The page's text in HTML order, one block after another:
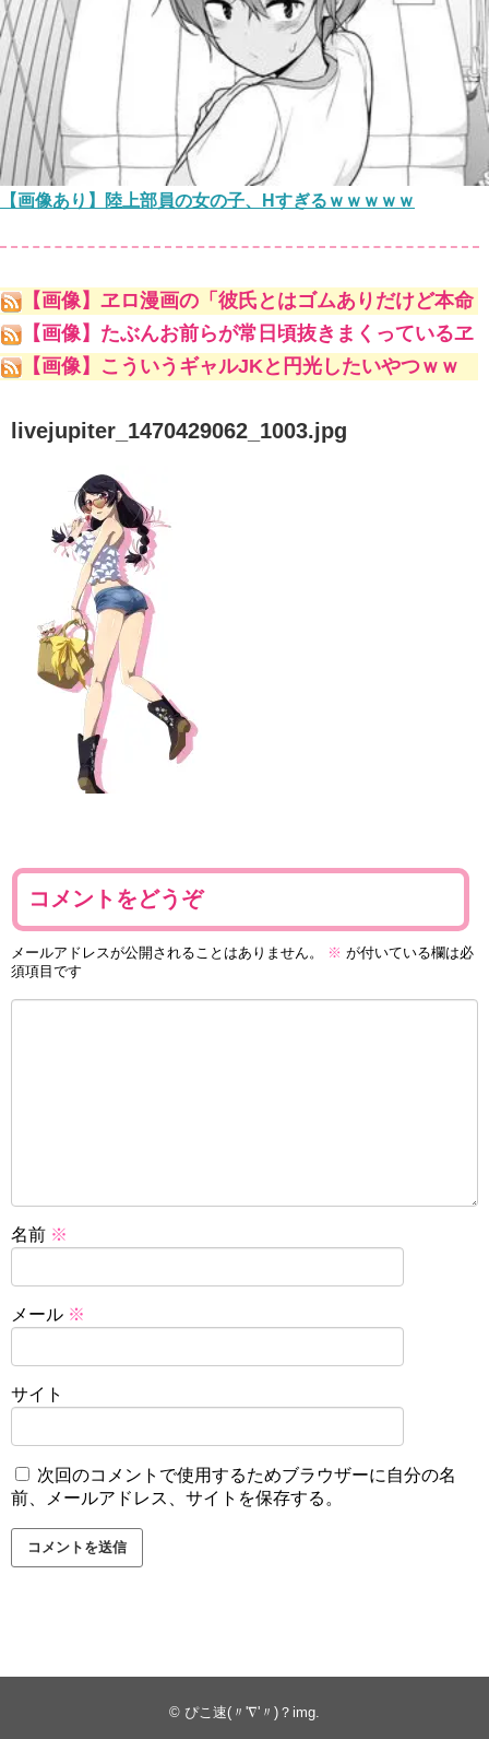
【画像あり】陸上部員の女の子、Hすぎるｗｗｗｗｗ
【画像】ヱロ漫画の「彼氏とはゴムありだけど本命
の男とはナマでやってます♥♥♥」
【画像】たぶんお前らが常日頃抜きまくっているヱ
ロ漫画家ｗｗｗｗｗ
【画像】こういうギャルJKと円光したいやつｗｗ
livejupiter_1470429062_1003.jpg
コメントをどうぞ
メールアドレスが公開されることはありません。 ※ が付いている欄は必
須項目です
名前 ※
メール ※
サイト
次回のコメントで使用するためブラウザーに自分の名
前、メールアドレス、サイトを保存する。
© ぴこ速(〃'∇'〃)？img.